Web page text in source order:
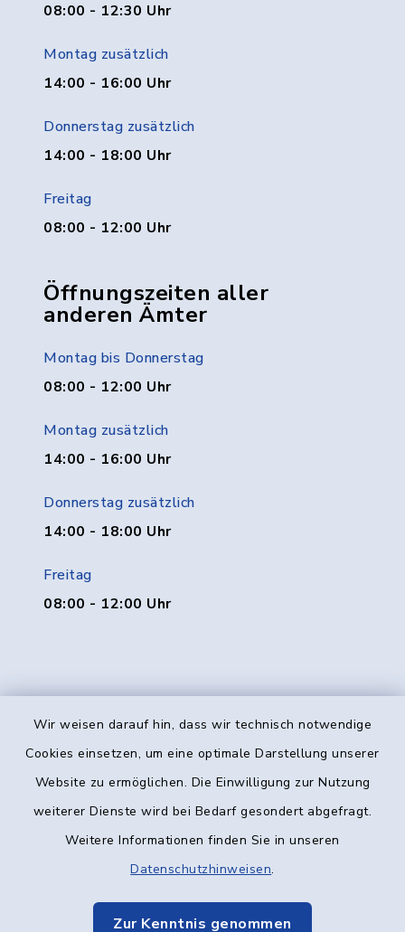
Wir weisen darauf hin, dass wir technisch notwendige
Cookies einsetzen, um eine optimale Darstellung unserer
Website zu ermöglichen. Die Einwilligung zur Nutzung
weiterer Dienste wird bei Bedarf gesondert abgefragt.
Weitere Informationen finden Sie in unseren
Datenschutzhinweisen.
Zur Kenntnis genommen
08:00 - 12:30 Uhr
Montag zusätzlich
14:00 - 16:00 Uhr
Donnerstag zusätzlich
14:00 - 18:00 Uhr
Freitag
08:00 - 12:00 Uhr
Öffnungszeiten aller
anderen Ämter
Montag bis Donnerstag
08:00 - 12:00 Uhr
Montag zusätzlich
14:00 - 16:00 Uhr
Donnerstag zusätzlich
14:00 - 18:00 Uhr
Freitag
08:00 - 12:00 Uhr
Kontakt
Datenschutz